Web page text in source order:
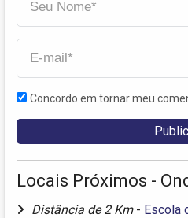
Concordo em tornar meu
Locais Próximos -
Distância de 2 Km - Escola